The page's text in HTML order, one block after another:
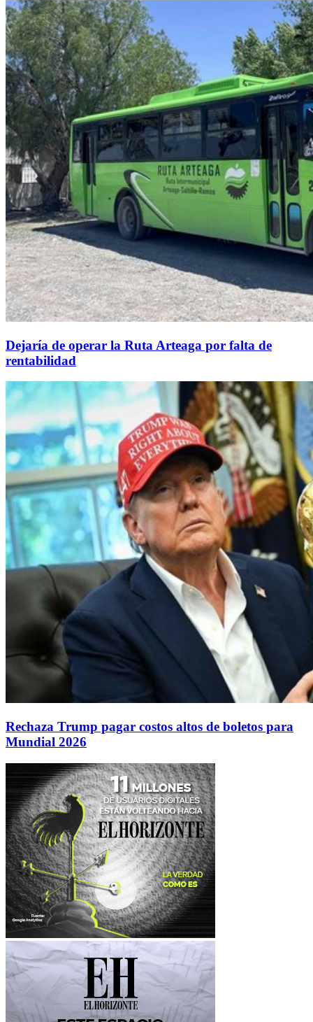
Dejaría de operar la Ruta Arteaga por falta de
rentabilidad
Rechaza Trump pagar costos altos de boletos para
Mundial 2026